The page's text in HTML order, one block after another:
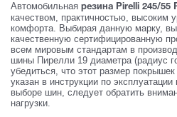
Автомобильная резина Pirelli 245/55
качеством, практичностью, высоким
комфорта. Выбирая данную марку, вы
качественную сертифицированную
всем мировым стандартам в
шины Пирелли 19 диаметра (радиус
убедиться, что этот размер
указан в инструкции по
выборе шин, следует обратить
нагрузки.